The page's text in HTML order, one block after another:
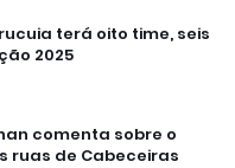
terá oito time, seis
2025
comenta sobre o
ruas de Cabeceiras